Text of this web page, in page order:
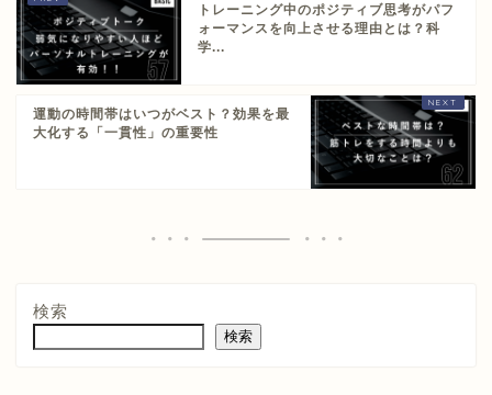
トレーニング中のポジティブ思考がパフ
ォーマンスを向上させる理由とは？科
学...
運動の時間帯はいつがベスト？効果を最
大化する「一貫性」の重要性
検索
検索